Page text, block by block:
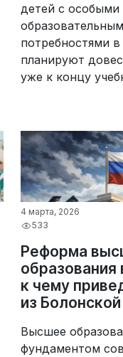
детей с особыми
потребностями в
планируют
уже к концу
4 марта, 2026
533
Реформа
образования
к чему
из
Высшее
фундаментом